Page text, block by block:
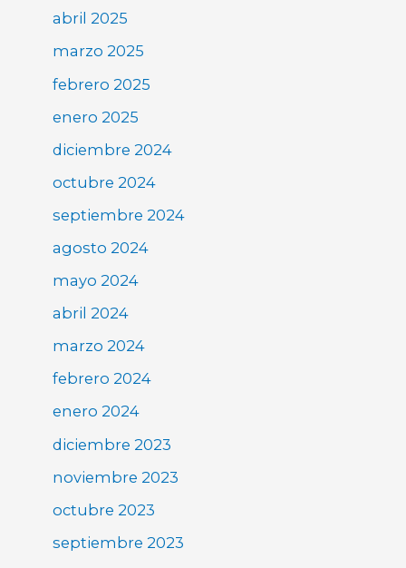
abril 2025
marzo 2025
febrero 2025
enero 2025
diciembre 2024
octubre 2024
septiembre 2024
agosto 2024
mayo 2024
abril 2024
marzo 2024
febrero 2024
enero 2024
diciembre 2023
noviembre 2023
octubre 2023
septiembre 2023